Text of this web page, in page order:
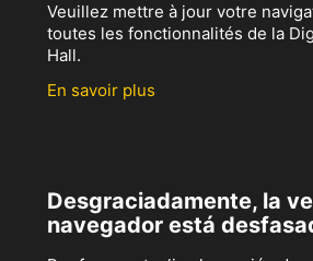
Veuillez mettre à jour votre
toutes les fonctionnalités de la
Hall.
En savoir plus
Desgraciadamente, la
navegador está